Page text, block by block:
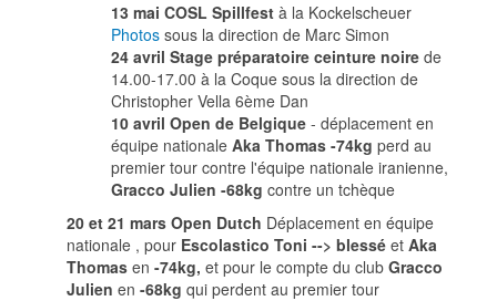
13 mai COSL Spillfest à la Kockelscheuer
Photos sous la direction de Marc Simon
24 avril Stage préparatoire ceinture noire de
14.00-17.00 à la Coque sous la direction de
Christopher Vella 6ème Dan
10 avril Open de Belgique - déplacement en
équipe nationale Aka Thomas -74kg perd au
premier tour contre l'équipe nationale iranienne,
Gracco Julien -68kg contre un tchèque
20 et 21 mars Open Dutch Déplacement en équipe
nationale , pour Escolastico Toni --> blessé et Aka
Thomas en -74kg, et pour le compte du club Gracco
Julien en -68kg qui perdent au premier tour